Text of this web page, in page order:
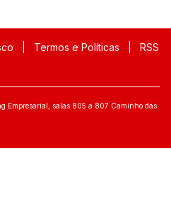
Termos e Políticas RSS
Empresarial, salas 805 a 807 Caminho das